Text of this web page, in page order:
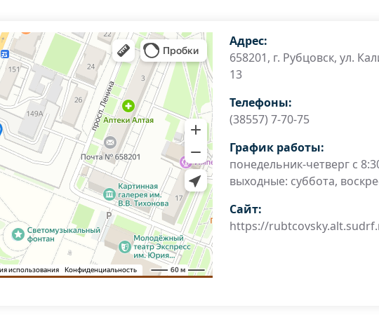
Адрес:
658201, г. Рубцовск, ул.
13
Телефоны:
(38557) 7-70-75
График работы:
понедельник-четверг с
выходные: суббота,
Сайт:
https://